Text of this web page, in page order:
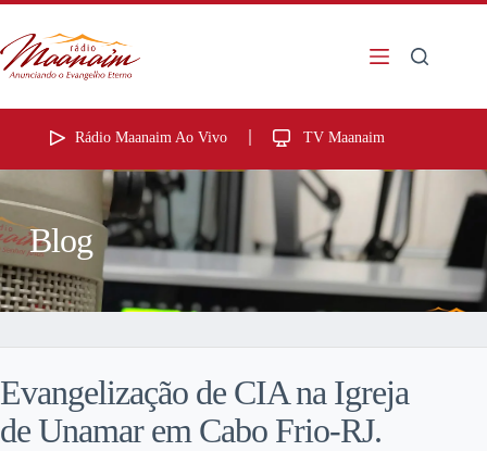
Rádio Maanaim Ao Vivo TV Maanaim
Blog
Evangelização de CIA na Igreja
de Unamar em Cabo Frio-RJ.